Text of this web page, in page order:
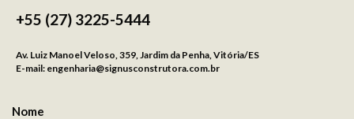
+55 (27) 3225-5444
Av. Luiz Manoel Veloso, 359, Jardim da Penha, Vitória/ES
E-mail: engenharia@signusconstrutora.com.br
Nome